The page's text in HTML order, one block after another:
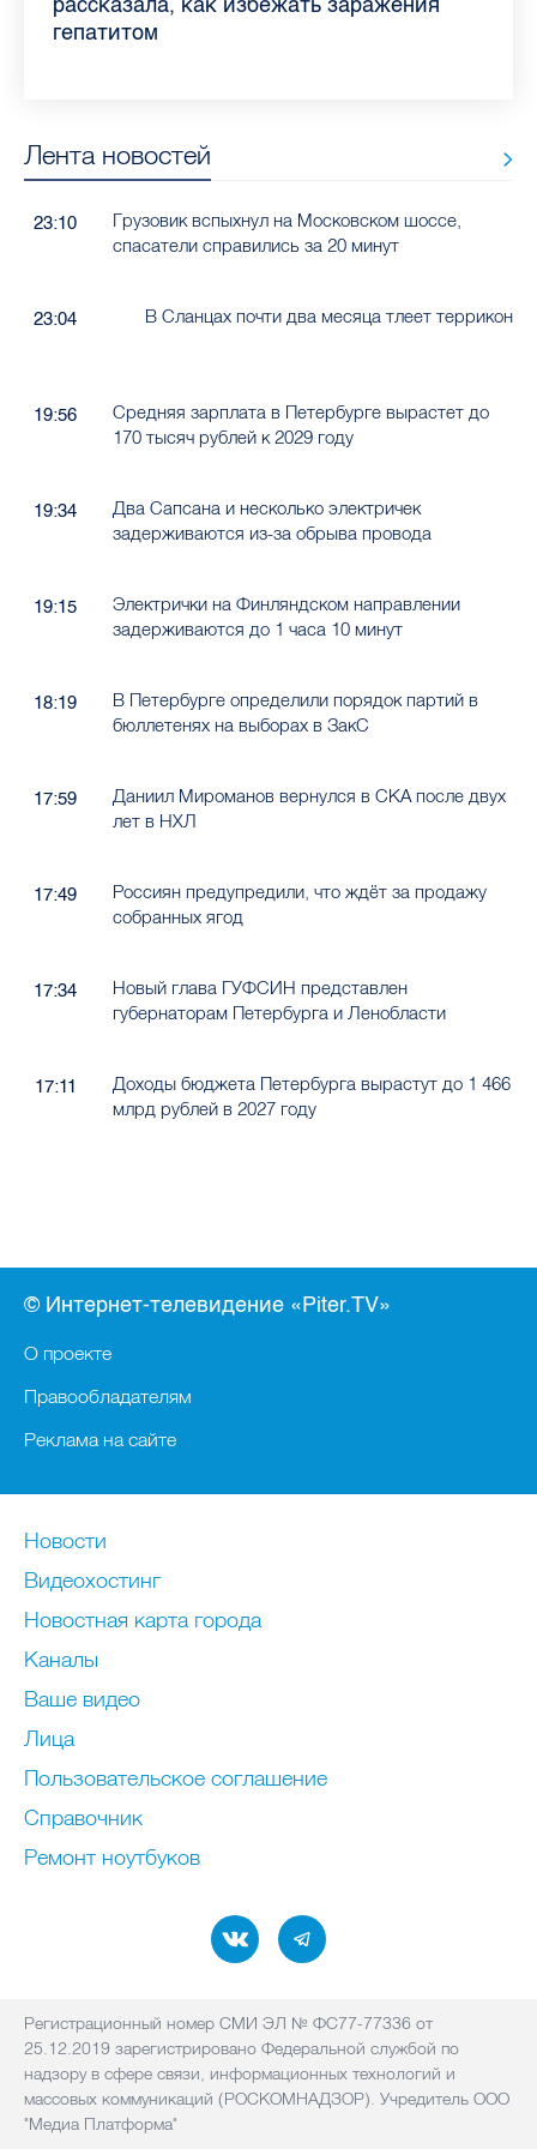
гепатитом
Лента новостей
23:10
Грузовик вспыхнул на Московском шоссе,
спасатели справились за 20 минут
23:04 В Сланцах почти два месяца тлеет террикон
19:56
Средняя зарплата в Петербурге вырастет до
170 тысяч рублей к 2029 году
19:34
Два Сапсана и несколько электричек
задерживаются из-за обрыва провода
19:15
Электрички на Финляндском направлении
задерживаются до 1 часа 10 минут
18:19
В Петербурге определили порядок партий в
бюллетенях на выборах в ЗакС
17:59
Даниил Мироманов вернулся в СКА после двух
лет в НХЛ
17:49
Россиян предупредили, что ждёт за продажу
собранных ягод
17:34
Новый глава ГУФСИН представлен
губернаторам Петербурга и Ленобласти
17:11
Доходы бюджета Петербурга вырастут до 1 466
млрд рублей в 2027 году
© Интернет-телевидение «Piter.TV»
О проекте
Правообладателям
Реклама на сайте
Новости
Видеохостинг
Новостная карта города
Каналы
Ваше видео
Лица
Пользовательское соглашение
Справочник
Ремонт нoутбуков
Регистрационный номер СМИ ЭЛ № ФС77-77336 от
25.12.2019 зарегистрировано Федеральной службой по
надзору в сфере связи, информационных технологий и
массовых коммуникаций (РОСКОМНАДЗОР). Учредитель ООО
"Медиа Платформа"